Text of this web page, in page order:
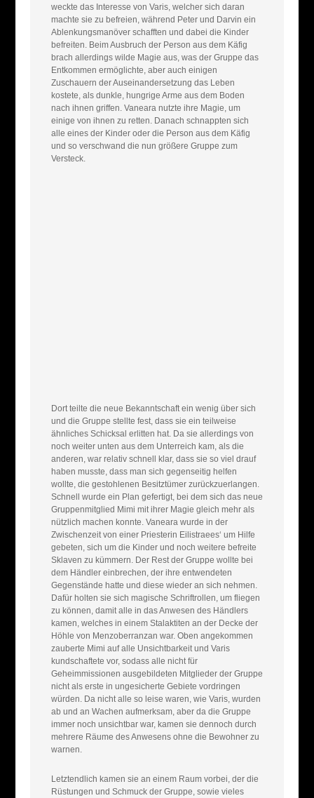
weckte das Interesse von Varis, welcher sich daran
machte sie zu befreien, während Peter und Darvin ein
Ablenkungsmanöver schafften und dabei die Kinder
befreiten. Beim Ausbruch der Person aus dem Käfig
brach allerdings wilde Magie aus, was der Gruppe das
Entkommen ermöglichte, aber auch einigen
Zuschauern der Auseinandersetzung das Leben
kostete, als dunkle, hungrige Arme aus dem Boden
nach ihnen griffen. Vaneara nutzte ihre Magie, um
einige von ihnen zu retten. Danach schnappten sich
alle eines der Kinder oder die Person aus dem Käfig
und so verschwand die nun größere Gruppe zum
Versteck.
Dort teilte die neue Bekanntschaft ein wenig über sich
und die Gruppe stellte fest, dass sie ein teilweise
ähnliches Schicksal erlitten hat. Da sie allerdings von
noch weiter unten aus dem Unterreich kam, als die
anderen, war relativ schnell klar, dass sie so viel drauf
haben musste, dass man sich gegenseitig helfen
wollte, die gestohlenen Besitztümer zurückzuerlangen.
Schnell wurde ein Plan gefertigt, bei dem sich das neue
Gruppenmitglied Mimi mit ihrer Magie gleich mehr als
nützlich machen konnte. Vaneara wurde in der
Zwischenzeit von einer Priesterin Eilistraees‘ um Hilfe
gebeten, sich um die Kinder und noch weitere befreite
Sklaven zu kümmern. Der Rest der Gruppe wollte bei
dem Händler einbrechen, der ihre entwendeten
Gegenstände hatte und diese wieder an sich nehmen.
Dafür holten sie sich magische Schriftrollen, um fliegen
zu können, damit alle in das Anwesen des Händlers
kamen, welches in einem Stalaktiten an der Decke der
Höhle von Menzoberranzan war. Oben angekommen
zauberte Mimi auf alle Unsichtbarkeit und Varis
kundschaftete vor, sodass alle nicht für
Geheimmissionen ausgebildeten Mitglieder der Gruppe
nicht als erste in ungesicherte Gebiete vordringen
würden. Da nicht alle so leise waren, wie Varis, wurden
ab und an Wachen aufmerksam, aber da die Gruppe
immer noch unsichtbar war, kamen sie dennoch durch
mehrere Räume des Anwesens ohne die Bewohner zu
warnen.
Letztendlich kamen sie an einem Raum vorbei, der die
Rüstungen und Schmuck der Gruppe, sowie vieles